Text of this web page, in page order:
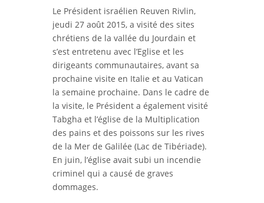
Le Président israélien Reuven Rivlin,
jeudi 27 août 2015, a visité des sites
chrétiens de la vallée du Jourdain et
s’est entretenu avec l’Eglise et les
dirigeants communautaires, avant sa
prochaine visite en Italie et au Vatican
la semaine prochaine. Dans le cadre de
la visite, le Président a également visité
Tabgha et l’église de la Multiplication
des pains et des poissons sur les rives
de la Mer de Galilée (Lac de Tibériade).
En juin, l’église avait subi un incendie
criminel qui a causé de graves
dommages.